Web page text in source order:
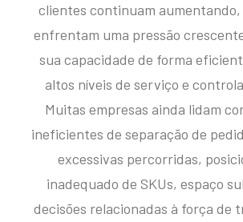
clientes continuam aumentando,
enfrentam uma pressão
sua capacidade de forma
altos níveis de serviço e
Muitas empresas ainda lidam
ineficientes de separação de
excessivas percorridas,
inadequado de SKUs, espaço
decisões relacionadas à força de